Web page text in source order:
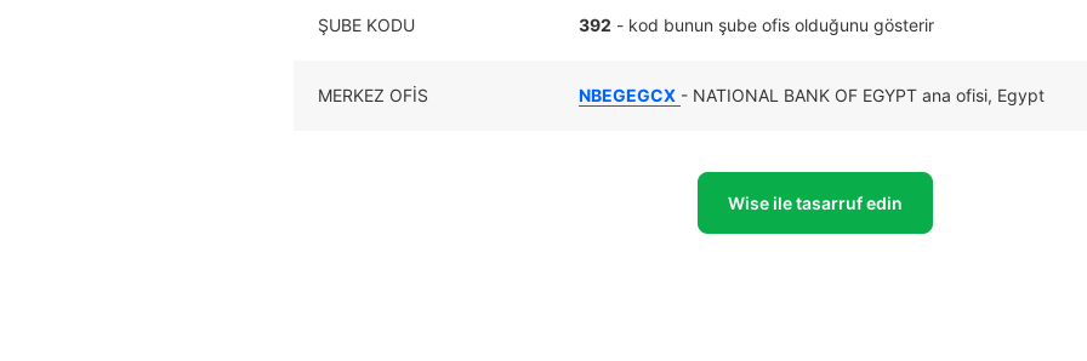
ŞUBE KODU 392 - kod bunun şube ofis olduğunu gösterir
MERKEZ OFIS NBEGEGCX - NATIONAL BANK OF EGYPT ana ofisi, Egypt
Wise ile tasarruf edin